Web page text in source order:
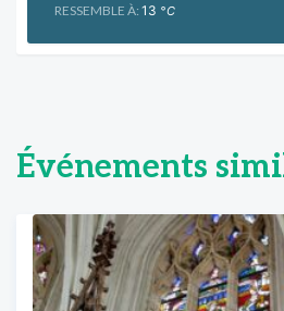
RESSEMBLE À: 13 °C
Événements